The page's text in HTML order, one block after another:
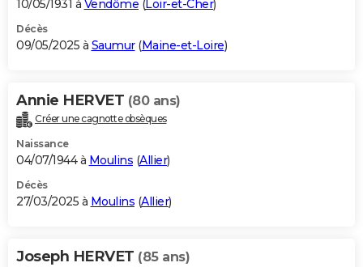
10/05/1931 à Vendôme (Loir-et-Cher)
Décès
09/05/2025 à Saumur(Maine-et-Loire)
Annie HERVET (80 ans)
Créer une cagnotte obsèques
Naissance
04/07/1944 à Moulins (Allier)
Décès
27/03/2025 à Moulins (Allier)
Joseph HERVET (85 ans)